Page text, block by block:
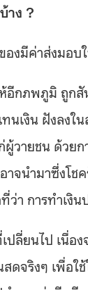
าง ?
งมีค่าส่งมอบ
อีกภพภูมิ ถูก
นเงิน ฝังลงใ
วายชน ด้วยก
อาจนำมาซึ่ง
า การทำเงิ
ปลี่ยนไป เนื่
ดจริงๆ เพื่อ